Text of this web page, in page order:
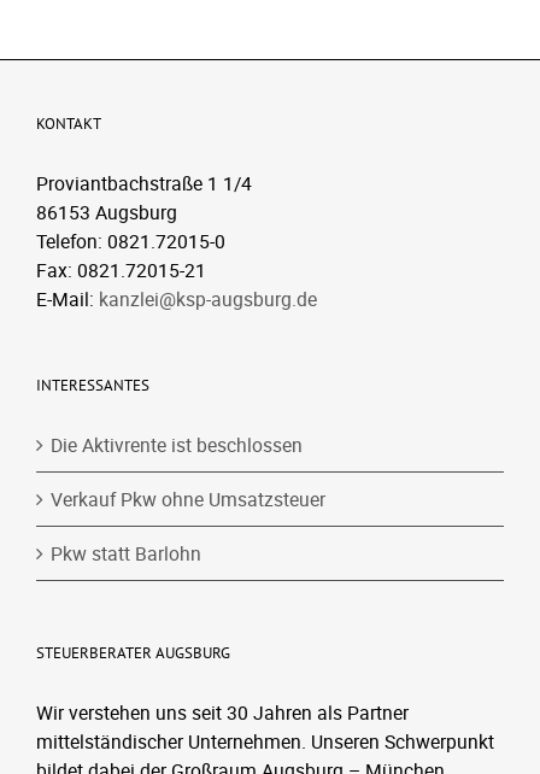
KONTAKT
Proviantbachstraße 1 1/4
86153 Augsburg
Telefon: 0821.72015-0
Fax: 0821.72015-21
E-Mail: kanzlei@ksp-augsburg.de
INTERESSANTES
Die Aktivrente ist beschlossen
Verkauf Pkw ohne Umsatzsteuer
Pkw statt Barlohn
STEUERBERATER AUGSBURG
Wir verstehen uns seit 30 Jahren als Partner
mittelständischer Unternehmen. Unseren Schwerpunkt